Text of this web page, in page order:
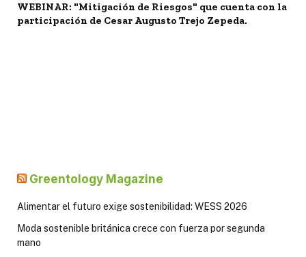
WEBINAR: "Mitigación de Riesgos" que cuenta con la
participación de Cesar Augusto Trejo Zepeda.
Greentology Magazine
Alimentar el futuro exige sostenibilidad: WESS 2026
Moda sostenible británica crece con fuerza por segunda
mano